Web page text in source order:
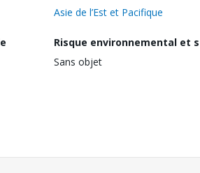
Asie de l’Est et Pacifique
Risque environnemental et
Sans objet